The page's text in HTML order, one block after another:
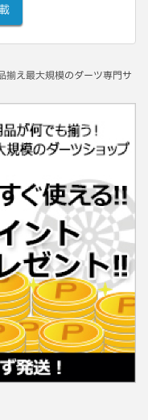
揃え最大規模のダーツ専門サ